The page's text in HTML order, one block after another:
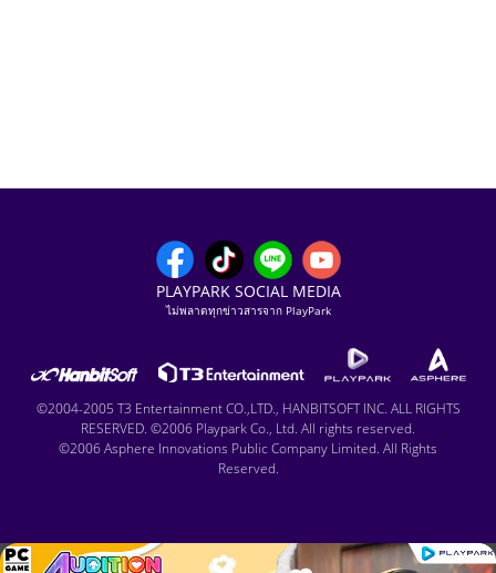
PLAYPARK SOCIAL MEDIA
ไม่พลาดทุกข่าวสารจาก PlayPark
©2004-2005 T3 Entertainment CO.,LTD., HANBITSOFT INC. ALL RIGHTS
RESERVED. ©2006 Playpark Co., Ltd. All rights reserved.
©2006 Asphere Innovations Public Company Limited. All Rights
Reserved.